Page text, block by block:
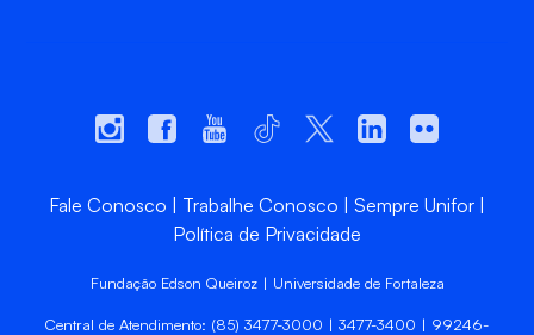
Fale Conosco Trabalhe Conosco
Sempre Unifor
Política de Privacidade
Fundação Edson Queiroz | Universidade de Fortaleza
Central de Atendimento: (85) 3477-3000 | 3477-3400 | 99246-